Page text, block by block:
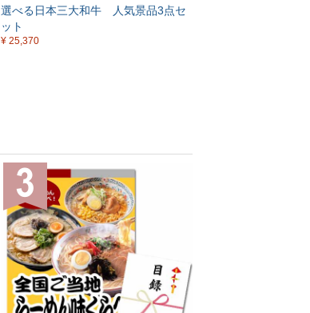
選べる日本三大和牛 人気景品3点セ
ット
¥ 25,370